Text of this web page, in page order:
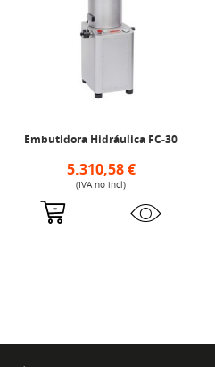
Embutidora Hidráulica FC-30
5.310,58 €
(IVA no incl)